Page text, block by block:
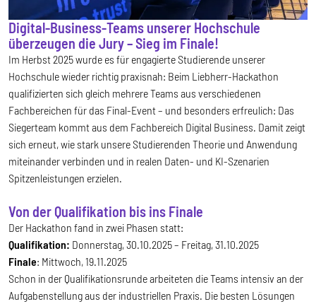
Digital-Business-Teams unserer Hochschule
überzeugen die Jury – Sieg im Finale!
Im Herbst 2025 wurde es für engagierte Studierende unserer
Hochschule wieder richtig praxisnah: Beim Liebherr-Hackathon
qualifizierten sich gleich mehrere Teams aus verschiedenen
Fachbereichen für das Final-Event – und besonders erfreulich: Das
Siegerteam kommt aus dem Fachbereich Digital Business. Damit zeigt
sich erneut, wie stark unsere Studierenden Theorie und Anwendung
miteinander verbinden und in realen Daten- und KI-Szenarien
Spitzenleistungen erzielen.
Von der Qualifikation bis ins Finale
Der Hackathon fand in zwei Phasen statt:
Qualifikation: Donnerstag, 30.10.2025 – Freitag, 31.10.2025
Finale: Mittwoch, 19.11.2025
Schon in der Qualifikationsrunde arbeiteten die Teams intensiv an der
Aufgabenstellung aus der industriellen Praxis. Die besten Lösungen